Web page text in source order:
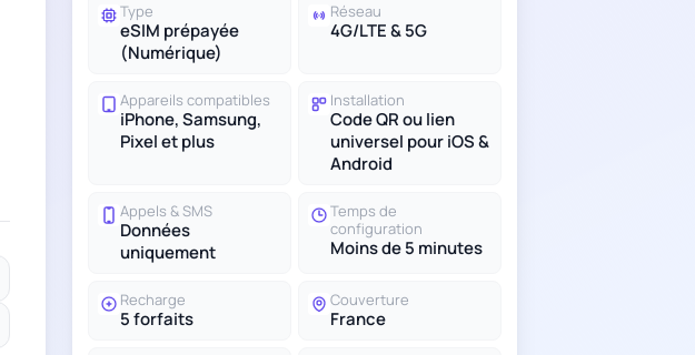
Type
eSIM prépayée
(Numérique)
Réseau
4G/LTE & 5G
Appareils compatibles
iPhone, Samsung,
Pixel et plus
Installation
Code QR ou lien
universel pour iOS &
Android
Appels & SMS
Données
uniquement
Temps de
configuration
Moins de 5 minutes
Recharge
5 forfaits
Couverture
France